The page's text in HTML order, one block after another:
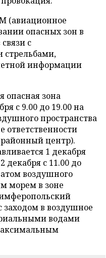
(авиационное
опасных зон в
с
информации
опасная зона
с 9.00 до 19.00 на
пространства
центр).
1 декабря
декабря с 11.00 до
воздушного
морем в зоне
в воздушное
водами